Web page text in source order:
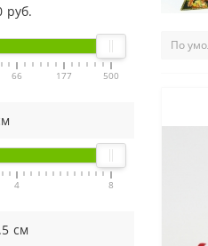
руб.
66 177 500
4 8
см